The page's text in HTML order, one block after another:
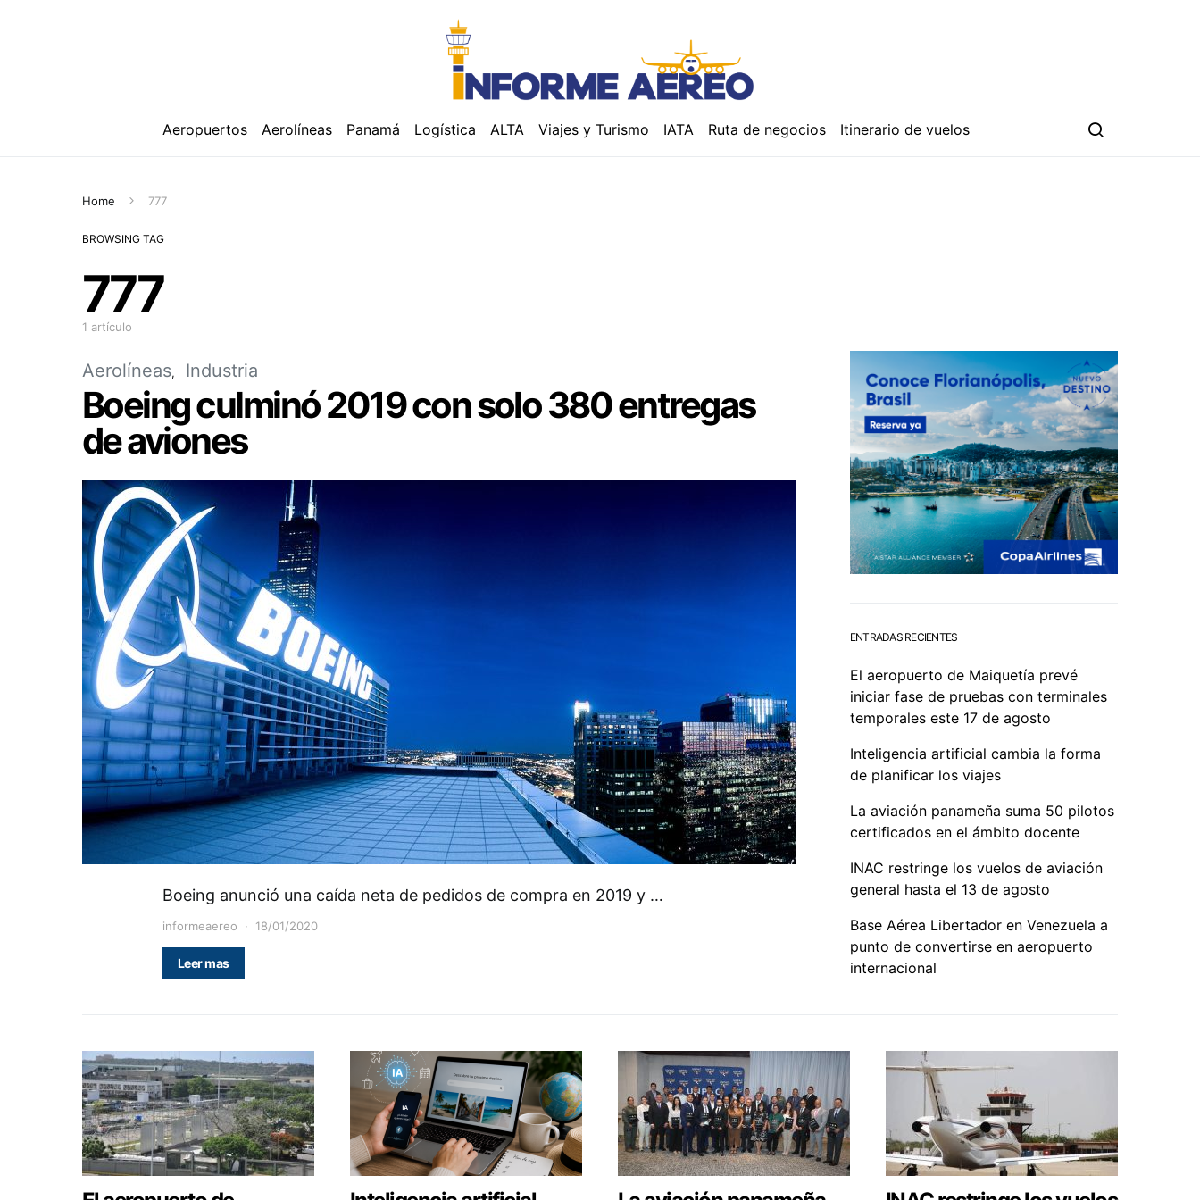
Aeropuertos Aerolíneas Panamá Logística ALTA Viajes y Turismo IATA Ruta de negocios Itinerario de vuelos
Home 777
BROWSING TAG
777
1 artículo
Aerolíneas Industria
Boeing culminó 2019 con solo 380 entregas
de aviones
Boeing anunció una caída neta de pedidos de compra en 2019 y …
informeaereo 18/01/2020
Leer mas
ENTRADAS RECIENTES
El aeropuerto de Maiquetía prevé
iniciar fase de pruebas con terminales
temporales este 17 de agosto
Inteligencia artificial cambia la forma
de planificar los viajes
La aviación panameña suma 50 pilotos
certificados en el ámbito docente
INAC restringe los vuelos de aviación
general hasta el 13 de agosto
Base Aérea Libertador en Venezuela a
punto de convertirse en aeropuerto
internacional